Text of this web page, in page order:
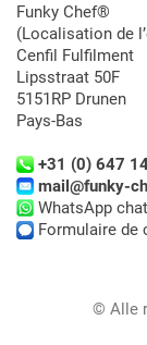
Funky Chef®
(Localisation de
Cenfil Fulfilment
Lipsstraat 50F
5151RP Drunen
Pays-Bas
+31 (0) 647
mail@funky-
WhatsApp
Formulaire de
© Alle